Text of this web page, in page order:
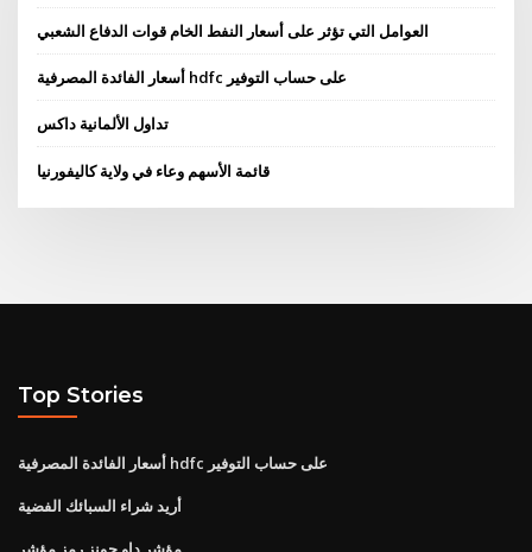
العوامل التي تؤثر على أسعار النفط الخام قوات الدفاع الشعبي
أسعار الفائدة المصرفية hdfc على حساب التوفير
تداول الألمانية داكس
قائمة الأسهم وعاء في ولاية كاليفورنيا
Top Stories
أسعار الفائدة المصرفية hdfc على حساب التوفير
أريد شراء السبائك الفضية